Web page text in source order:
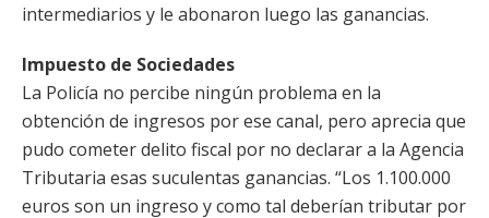
intermediarios y le abonaron luego las ganancias.
Impuesto de Sociedades
La Policía no percibe ningún problema en la
obtención de ingresos por ese canal, pero aprecia que
pudo cometer delito fiscal por no declarar a la Agencia
Tributaria esas suculentas ganancias. “Los 1.100.000
euros son un ingreso y como tal deberían tributar por